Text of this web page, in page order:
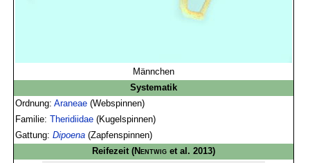
Männchen
Systematik
Ordnung:Araneae (Webspinnen)
Familie:Theridiidae (Kugelspinnen)
Gattung:Dipoena (Zapfenspinnen)
Reifezeit(Nentwig et al. 2013)